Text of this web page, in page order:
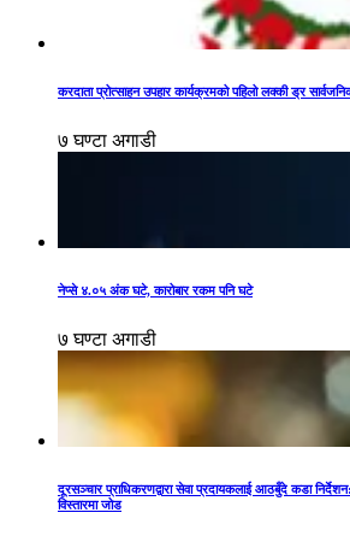
करदाता प्रोत्साहन उपहार कार्यक्रमको पहिलो लक्की ड्र
७ घण्टा अगाडी
नेप्से ४.०५ अंक घटे, कारोबार रकम पनि घटे
७ घण्टा अगाडी
दूरसञ्चार प्राधिकरणद्वारा सेवा प्रदायकलाई आठबुँदे कडा
विस्तारमा जोड